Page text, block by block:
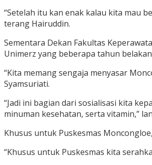
“Setelah itu kan enak kalau kita mau
terang Hairuddin.
Sementara Dekan Fakultas
Unimerz yang beberapa tahun
“Kita memang sengaja menyasar
Syamsuriati.
“Jadi ini bagian dari sosialisasi kita
minuman kesehatan, serta vitamin,”
Khusus untuk Puskesmas
“Khusus untuk Puskesmas kita